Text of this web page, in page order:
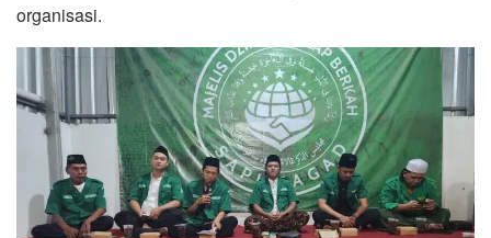
organisasi.